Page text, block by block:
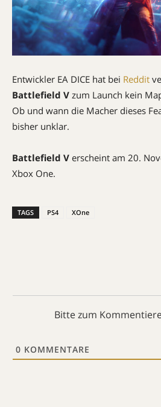
Entwickler EA DICE hat bei Reddit
Battlefield V zum Launch kein
Ob und wann die Macher dieses
bisher unklar.
Battlefield V erscheint am 20.
Xbox One.
TAGS PS4 XOne
Bitte zum
0 KOMMENTARE